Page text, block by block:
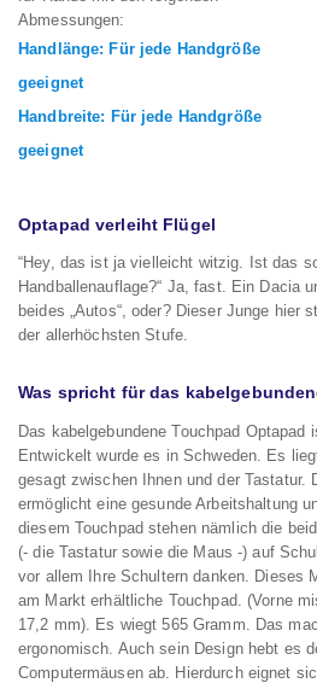
Abmessungen:
Handlänge: Für jede Handgröße
geeignet
Handbreite: Für jede Handgröße
geeignet
Optapad verleiht Flügel
“Hey, das ist ja vielleicht witzig. Ist das
Handballenauflage?“ Ja, fast. Ein Dacia
beides „Autos“, oder? Dieser Junge hier
der allerhöchsten Stufe.
Was spricht für das
Das kabelgebundene Touchpad Optapad
Entwickelt wurde es in Schweden. Es
gesagt zwischen Ihnen und der Tastatur.
ermöglicht eine gesunde Arbeitshaltung
diesem Touchpad stehen nämlich die
(- die Tastatur sowie die Maus -) auf
vor allem Ihre Schultern danken. Dieses
am Markt erhältliche Touchpad. (Vorne
17,2 mm). Es wiegt 565 Gramm. Das
ergonomisch. Auch sein Design hebt es
Computermäusen ab. Hierdurch eignet